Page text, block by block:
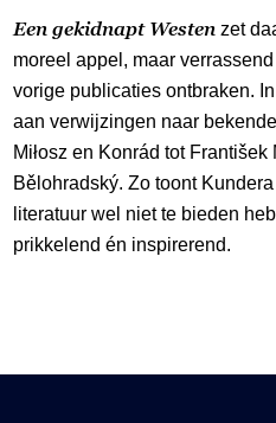
Een gekidnapt Westen zet
moreel appel, maar
vorige publicaties ontbraken.
aan verwijzingen naar
Miłosz en Konrád tot
Bělohradský. Zo toont
literatuur wel niet te bieden
prikkelend én inspirerend.